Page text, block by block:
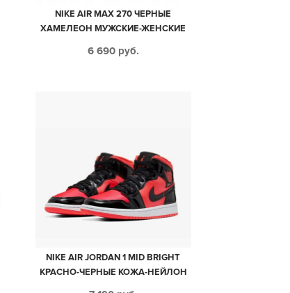
NIKE AIR MAX 270 ЧЕРНЫЕ
ХАМЕЛЕОН МУЖСКИЕ-ЖЕНСКИЕ
6 690 руб.
NIKE AIR JORDAN 1 MID BRIGHT
КРАСНО-ЧЕРНЫЕ КОЖА-НЕЙЛОН